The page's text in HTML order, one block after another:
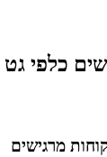
כלפי